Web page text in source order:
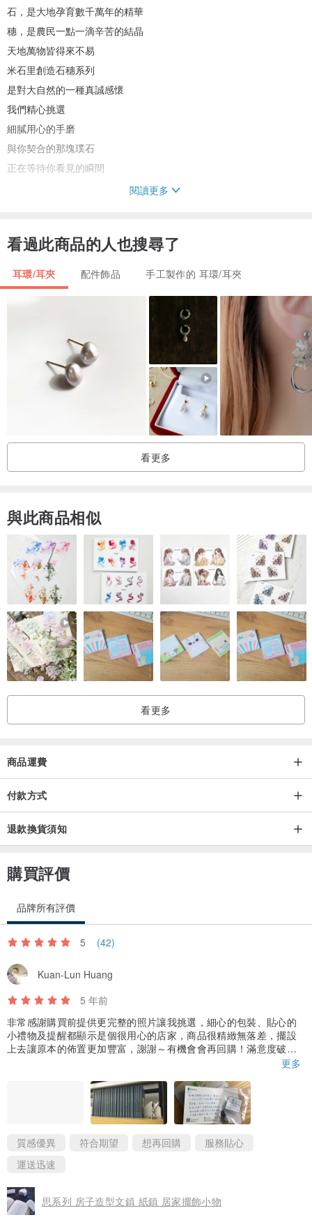
石，是大地孕育數千萬年的精華
穗，是農民一點一滴辛苦的結晶
天地萬物皆得來不易
米石里創造石穗系列
是對大自然的一種真誠感懷
我們精心挑選
細膩用心的手磨
與你契合的那塊璞石
正在等待你看見的瞬間
義者或介意者請勿下單。
定義不同，皆以實際商品顏色為主。
📌若對商品有疑問歡迎訊息討論喔！
-----------------------------------------------
現場展示居家石材/實木設計傢俱/小物/飾品
找個喜歡的座位，享受一杯有溫度的手沖咖啡
閱讀更多
看過此商品的人也搜尋了
耳環/耳夾 配件飾品 手工製作的 耳環/耳夾
看更多
與此商品相似
看更多
商品運費
付款方式
退款換貨須知
購買評價
品牌所有評價
5 (42)
Kuan-Lun Huang
5 年前
非常感謝購買前提供更完整的照片讓我挑選，細心的包裝、貼心的
小禮物及提醒都顯示是個很用心的店家，商品很精緻無落差，擺設
上去讓原本的佈置更加豐富，謝謝～有機會會再回購！滿意度破
更多
質感優異 符合期望 想再回購
服務貼心
運送迅速
思系列 房子造型文鎮 紙鎮 居家擺飾小物